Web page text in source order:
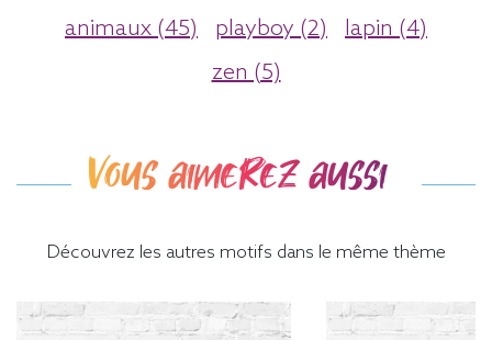
animaux (45)
playboy (2)
lapin (4)
zen (5)
Vous aimerez aussi
Découvrez les autres motifs dans le même thème